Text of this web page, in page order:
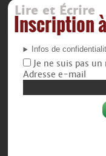
Lire et Écrire
Inscription
Infos de
Je ne suis pas un
Adresse e-mail